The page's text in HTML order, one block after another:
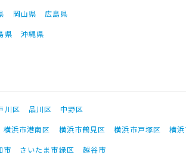
岡山県
広島県
県 沖縄県
川区 品川区
中野区
横浜市港南区 横浜市鶴見区 横浜市戸塚区
横
市 さいたま市緑区
越谷市